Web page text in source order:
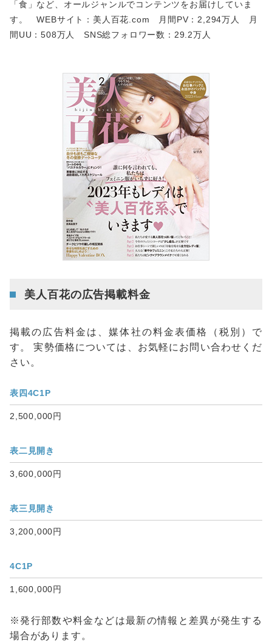
「食」など、オールジャンルでコンテンツをお届けしていま
す。 WEBサイト：美人百花.com 月間PV：2,294万人 月
間UU：508万人 SNS総フォロワー数：29.2万人
美人百花の広告掲載料金
掲載の広告料金は、媒体社の料金表価格（税別）で
す。 実勢価格については、お気軽にお問い合わせくだ
さい。
表四4C1P
2,500,000円
表二見開き
3,600,000円
表三見開き
3,200,000円
4C1P
1,600,000円
※発行部数や料金などは最新の情報と差異が発生する
場合があります。